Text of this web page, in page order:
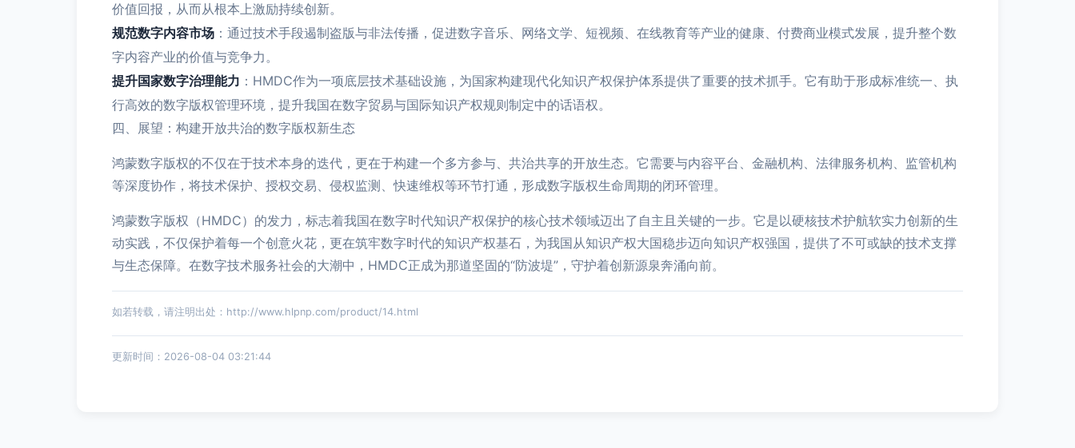
价值回报，从而从根本上激励持续创新。
规范数字内容市场 ：通过技术手段遏制盗版与非法传播，促进数字音乐、网络文学、短视频、在线教育等产业的健康、付费商业模式发展，提升整个数
字内容产业的价值与竞争力。
提升国家数字治理能力 ：HMDC作为一项底层技术基础设施，为国家构建现代化知识产权保护体系提供了重要的技术抓手。它有助于形成标准统一、执
行高效的数字版权管理环境，提升我国在数字贸易与国际知识产权规则制定中的话语权。
四、展望：构建开放共治的数字版权新生态
鸿蒙数字版权的不仅在于技术本身的迭代，更在于构建一个多方参与、共治共享的开放生态。它需要与内容平台、金融机构、法律服务机构、监管机构
等深度协作，将技术保护、授权交易、侵权监测、快速维权等环节打通，形成数字版权生命周期的闭环管理。
鸿蒙数字版权（HMDC）的发力，标志着我国在数字时代知识产权保护的核心技术领域迈出了自主且关键的一步。它是以硬核技术护航软实力创新的生
动实践，不仅保护着每一个创意火花，更在筑牢数字时代的知识产权基石，为我国从知识产权大国稳步迈向知识产权强国，提供了不可或缺的技术支撑
与生态保障。在数字技术服务社会的大潮中，HMDC正成为那道坚固的“防波堤”，守护着创新源泉奔涌向前。
如若转载，请注明出处：http://www.hlpnp.com/product/14.html
更新时间：2026-08-04 03:21:44